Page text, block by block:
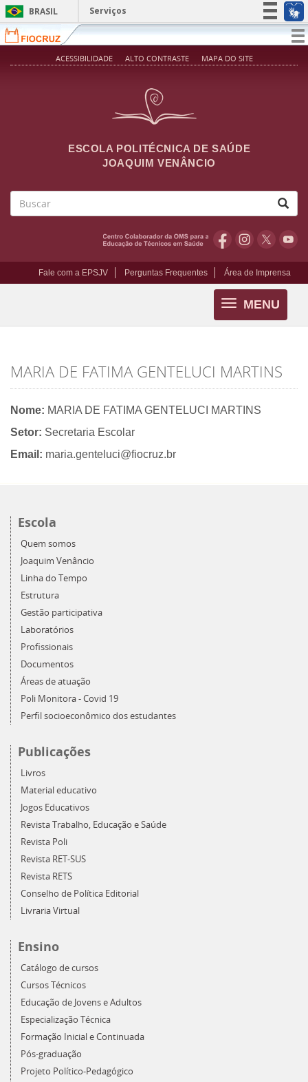
Pular para o conteúdo principal
BRASIL
Serviços
Simplifique!
Participe
ACESSIBILIDADE ALTO CONTRASTE MAPA DO SITE
ESCOLA POLITÉCNICA DE SAÚDE
JOAQUIM VENÂNCIO
Fale com a EPSJV Perguntas Frequentes Área de Imprensa
MENU
Toggle
navigation
MARIA DE FATIMA GENTELUCI MARTINS
Nome: MARIA DE FATIMA GENTELUCI MARTINS
Setor: Secretaria Escolar
Email: maria.genteluci@fiocruz.br
Escola
Quem somos
Joaquim Venâncio
Linha do Tempo
Estrutura
Gestão participativa
Laboratórios
Profissionais
Documentos
Áreas de atuação
Poli Monitora - Covid 19
Perfil socioeconômico dos estudantes
Publicações
Livros
Material educativo
Jogos Educativos
Revista Trabalho, Educação e Saúde
Revista Poli
Revista RET-SUS
Revista RETS
Conselho de Política Editorial
Livraria Virtual
Ensino
Catálogo de cursos
Cursos Técnicos
Educação de Jovens e Adultos
Especialização Técnica
Formação Inicial e Continuada
Pós-graduação
Projeto Político-Pedagógico